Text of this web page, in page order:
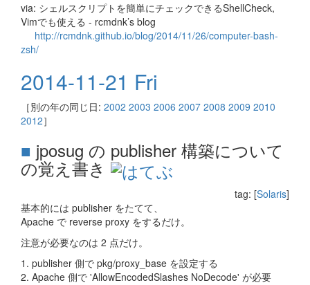
via: シェルスクリプトを簡単にチェックできるShellCheck,
Vimでも使える - rcmdnk’s blog
http://rcmdnk.github.io/blog/2014/11/26/computer-bash-
zsh/
2014-11-21 Fri
［別の年の同じ日: 2002 2003 2006 2007 2008 2009 2010
2012］
■ jposug の publisher 構築について
の覚え書き
tag: [Solaris]
基本的には publisher をたてて、
Apache で reverse proxy をするだけ。
注意が必要なのは 2 点だけ。
1. publisher 側で pkg/proxy_base を設定する
2. Apache 側で 'AllowEncodedSlashes NoDecode' が必要